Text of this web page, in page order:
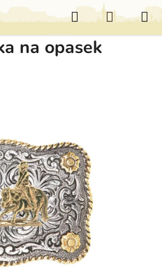
Hledat
KOŠÍK
na opasek